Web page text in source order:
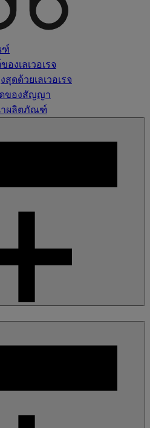
ฑ์
งเลเวอเรจ
สุดด้วยเลเวอเรจ
ดของสัญญา
ผลิตภัณฑ์